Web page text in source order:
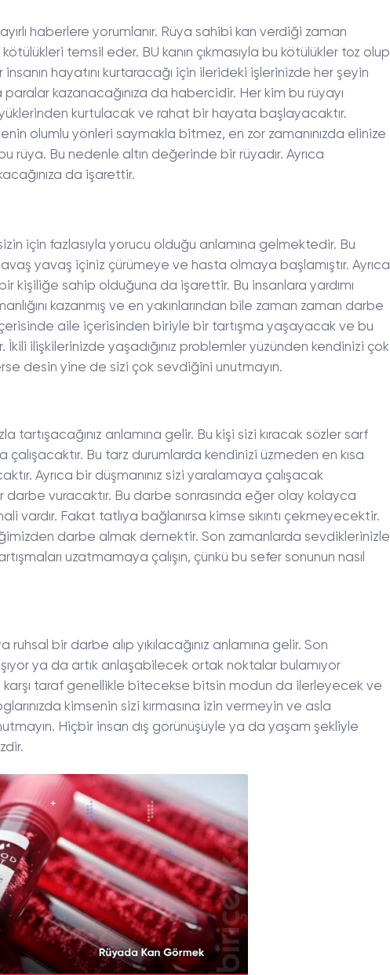
haberlere yorumlanır. Rüya sahibi kan verdiği zaman
temsil eder. BU kanın çıkmasıyla bu kötülükler toz olup
hayatını kurtaracağı için ilerideki işlerinizde her şeyin
kazanacağınıza da habercidir. Her kim bu rüyayı
kurtulacak ve rahat bir hayata başlayacaktır.
olumlu yönleri saymakla bitmez, en zor zamanınızda elinize
rüya. Bu nedenle altın değerinde bir rüyadır. Ayrıca
da işarettir.
için fazlasıyla yorucu olduğu anlamına gelmektedir. Bu
yavaş içiniz çürümeye ve hasta olmaya başlamıştır. Ayrıca
kişiliğe sahip olduğuna da işarettir. Bu insanlara yardımı
kazanmış ve en yakınlarından bile zaman zaman darbe
aile içerisinden biriyle bir tartışma yaşayacak ve bu
İkili ilişkilerinizde yaşadığınız problemler yüzünden kendinizi çok
desin yine de sizi çok sevdiğini unutmayın.
tartışacağınız anlamına gelir. Bu kişi sizi kıracak sözler sarf
çalışacaktır. Bu tarz durumlarda kendinizi üzmeden en kısa
Ayrıca bir düşmanınız sizi yaralamaya çalışacak
vuracaktır. Bu darbe sonrasında eğer olay kolayca
vardır. Fakat tatlıya bağlanırsa kimse sıkıntı çekmeyecektir.
darbe almak demektir. Son zamanlarda sevdiklerinizle
uzatmamaya çalışın, çünkü bu sefer sonunun nasıl
ruhsal bir darbe alıp yıkılacağınız anlamına gelir. Son
ya da artık anlaşabilecek ortak noktalar bulamıyor
karşı taraf genellikle bitecekse bitsin modun da ilerleyecek ve
kimsenin sizi kırmasına izin vermeyin ve asla
Hiçbir insan dış görünüşüyle ya da yaşam şekliyle